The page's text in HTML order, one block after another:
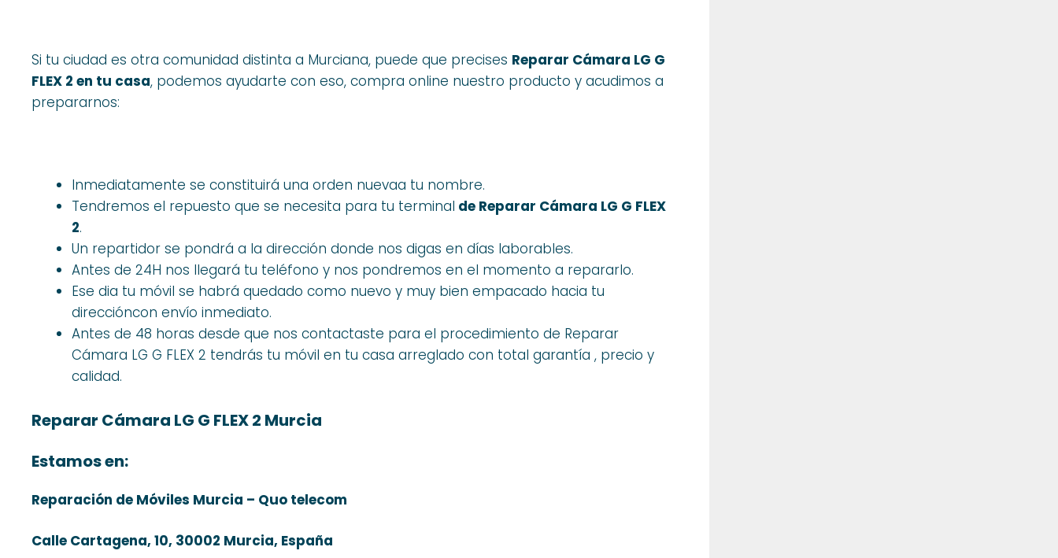
Si tu ciudad es otra comunidad distinta a Murciana, puede que precises Reparar Cámara LG G
FLEX 2 en tu casa, podemos ayudarte con eso, compra online nuestro producto y acudimos a
prepararnos:
Inmediatamente se constituirá una orden nuevaa tu nombre.
Tendremos el repuesto que se necesita para tu terminal de Reparar Cámara LG G FLEX
2.
Un repartidor se pondrá a la dirección donde nos digas en días laborables.
Antes de 24H nos llegará tu teléfono y nos pondremos en el momento a repararlo.
Ese dia tu móvil se habrá quedado como nuevo y muy bien empacado hacia tu
direccióncon envío inmediato.
Antes de 48 horas desde que nos contactaste para el procedimiento de Reparar
Cámara LG G FLEX 2 tendrás tu móvil en tu casa arreglado con total garantía , precio y
calidad.
Reparar Cámara LG G FLEX 2 Murcia
Estamos en:
Reparación de Móviles Murcia – Quo telecom
Calle Cartagena, 10, 30002 Murcia, España